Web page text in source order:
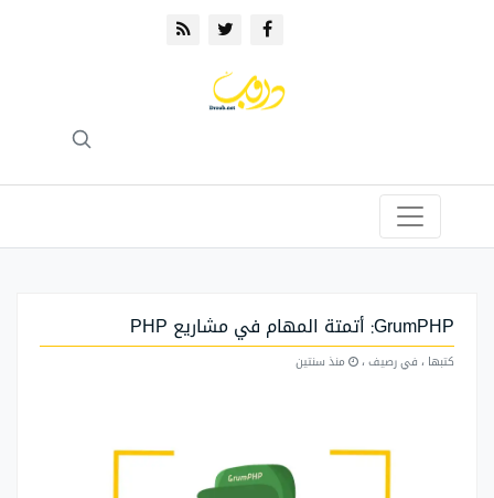
GrumPHP: أتمتة المهام في مشاريع PHP
كتبها ، في رصيف ، منذ سنتين